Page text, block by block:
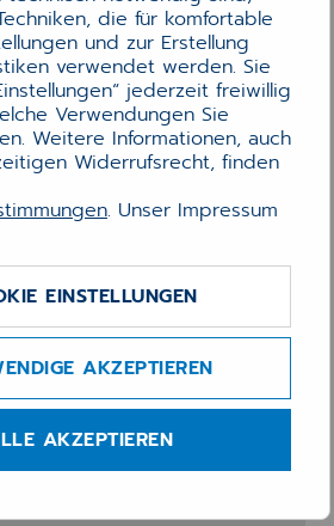
1930-24G
managed
385,00 €
die für komfortable
und zur Erstellung
verwendet werden. Sie
jederzeit freiwillig
Verwendungen Sie
Weitere Informationen, auch
Widerrufsrecht, finden
. Unser Impressum
EINSTELLUNGEN
AKZEPTIEREN
AKZEPTIEREN